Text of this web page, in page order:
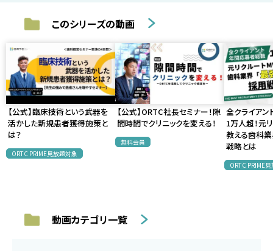
このシリーズの動画
【公式】臨床技術という武器を
活かした新規患者獲得施策と
は？
ORTC PRIME見放題対象
【公式】ORTC社長セミナー！隙
間時間でクリニックを変える！
無料会員
全クライア
1万人超！元
教える歯科業
戦略とは
ORTC PRIME
動画カテゴリ一覧